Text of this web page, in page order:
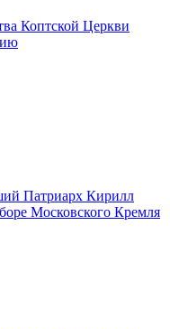
Коптской Церкви
Патриарх Кирилл
Московского Кремля